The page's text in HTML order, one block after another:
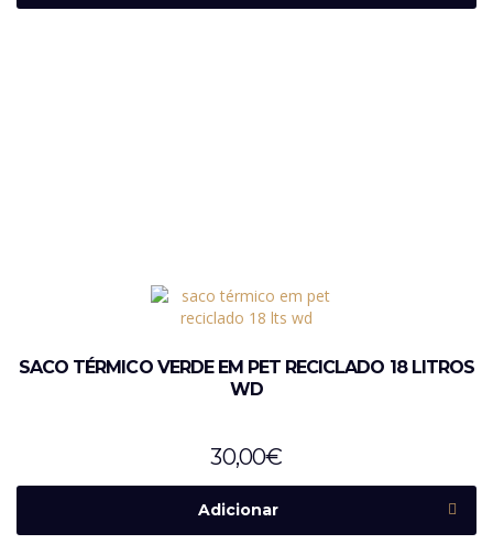
SACO TÉRMICO VERDE EM PET RECICLADO 18 LITROS
WD
30,00€
Adicionar